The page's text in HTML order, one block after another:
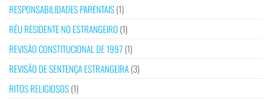
RESPONSABILIDADES PARENTAIS(1)
RÉU RESIDENTE NO ESTRANGEIRO (1)
REVISÃO CONSTITUCIONAL DE 1997 (1)
REVISÃO DE SENTENÇA ESTRANGEIRA(3)
RITOS RELIGIOSOS(1)